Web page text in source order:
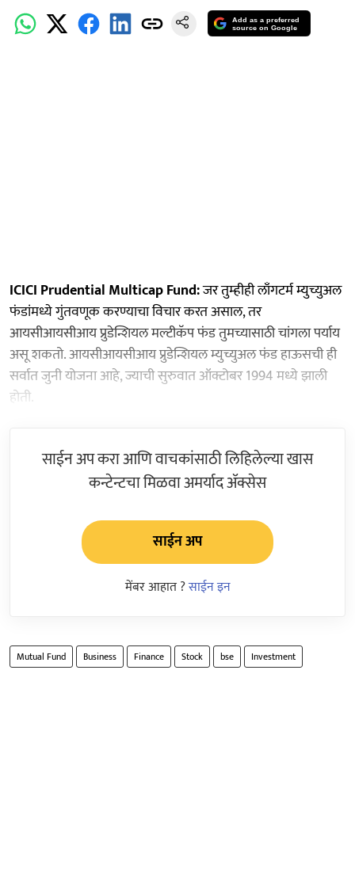
Add as a preferred
source on Google
ICICI Prudential Multicap Fund:जर तुम्हीही लाँगटर्म म्युच्युअल
फंडांमध्ये गुंतवणूक करण्याचा विचार करत असाल, तर
आयसीआयसीआय प्रुडेन्शियल मल्टीकॅप फंड तुमच्यासाठी चांगला पर्याय
असू शकतो. आयसीआयसीआय प्रुडेन्शियल म्युच्युअल फंड हाऊसची ही
सर्वात जुनी योजना आहे, ज्याची सुरुवात ऑक्टोबर 1994 मध्ये झाली
होती.
साईन अप करा आणि वाचकांसाठी लिहिलेल्या खास
कन्टेन्टचा मिळवा अमर्याद ॲक्सेस
साईन अप
मेंबर आहात ?साईन इन
Mutual Fund Business Finance Stock bse Investment